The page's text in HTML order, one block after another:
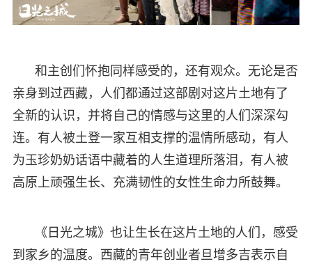
和主创们怀抱同样感受的，还有观众。无论是否
亲身到过西藏，人们都通过这部剧对这片土地有了
全新的认识，并将自己的情感与这里的人们深深勾
连。有人被土登一家互相支撑的温情所感动，有人
为玉珍奶奶话语中藏着的人生道理所落泪，有人被
高原上顽强生长、充满韧性的女性生命力所鼓舞。
《日光之城》也让生长在这片土地的人们，感受
到家乡的温度。西藏的青年创业者旦增多吉表示自